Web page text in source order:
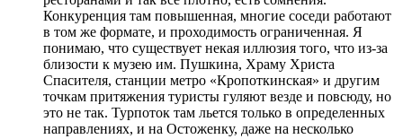
Конкуренция там повышенная, многие соседи работают
в том же формате, и проходимость ограниченная. Я
понимаю, что существует некая иллюзия того, что из-за
близости к музею им. Пушкина, Храму Христа
Спасителя, станции метро «Кропоткинская» и другим
точкам притяжения туристы гуляют везде и повсюду, но
это не так. Турпоток там льется только в определенных
направлениях, и на Остоженку, даже на несколько